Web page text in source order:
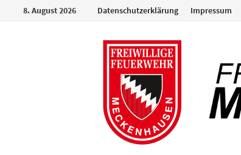
8. August 2026 Datenschutzerklärung Impressum